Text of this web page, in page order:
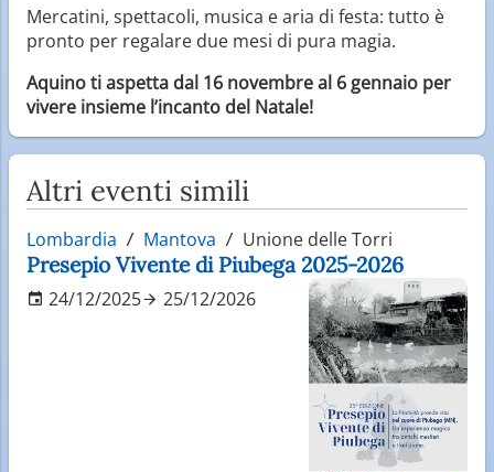
Mercatini, spettacoli, musica e aria di festa: tutto è
pronto per regalare due mesi di pura magia.
Aquino ti aspetta dal 16 novembre al 6 gennaio per
vivere insieme l’incanto del Natale!
Altri eventi simili
Lombardia Mantova Unione delle Torri
Presepio Vivente di Piubega 2025-2026
24/12/2025 25/12/2026